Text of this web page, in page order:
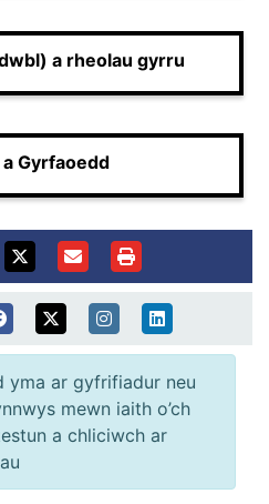
a rheolau gyrru
Gyrfaoedd
yma ar gyfrifiadur neu
mewn iaith o’ch
a chliciwch ar